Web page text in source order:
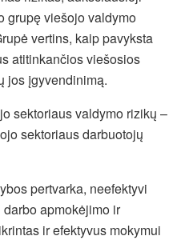
grupę viešojo valdymo
vertins, kaip pavyksta
atitinkančios viešosios
jos įgyvendinimą.
sektoriaus valdymo rizikų –
sektoriaus darbuotojų
pertvarka, neefektyvi
apmokėjimo ir
ir efektyvus mokymui